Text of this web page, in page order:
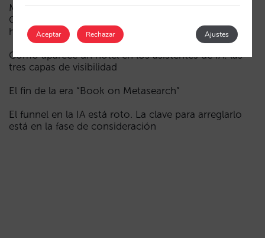
Madrid ante la Fórmula 1: aprendizajes del GP de
Catalunya y del GP de Ciudad de México para los
hoteles
Cómo aparece un hotel en los asistentes de IA: las
tres capas de visibilidad
El fin de la era “Book on Metasearch”
El funnel en la IA está roto. La clave para arreglarlo
está en la fase de consideración
Aceptar Ajustes
Rechazar